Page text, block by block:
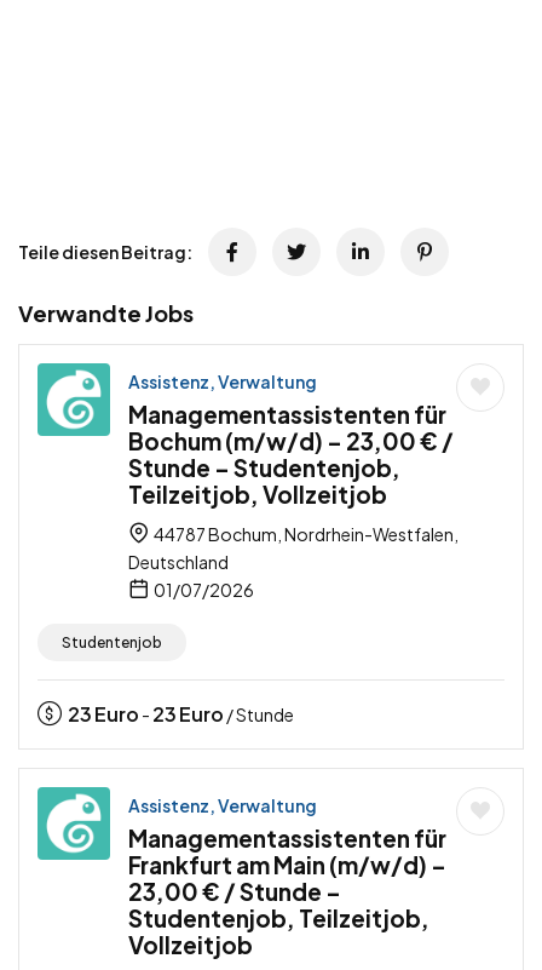
Teile diesen Beitrag:
Verwandte Jobs
Assistenz, Verwaltung
Managementassistenten für
Bochum (m/w/d) – 23,00 € /
Stunde – Studentenjob,
Teilzeitjob, Vollzeitjob
44787 Bochum, Nordrhein-Westfalen,
Deutschland
01/07/2026
Studentenjob
23Euro - 23Euro / Stunde
Assistenz, Verwaltung
Managementassistenten für
Frankfurt am Main (m/w/d) –
23,00 € / Stunde –
Studentenjob, Teilzeitjob,
Vollzeitjob